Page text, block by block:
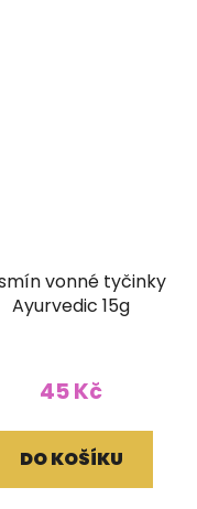
vonné tyčinky
Ayurvedic 15g
45 Kč
DO KOŠÍKU